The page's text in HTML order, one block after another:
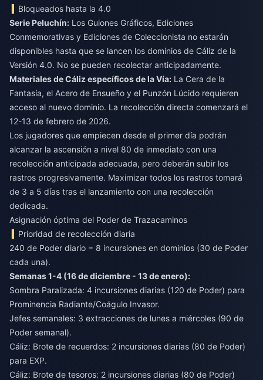
Bloqueados hasta la 4.0
Serie Peluchín: Los Guiones Gráficos, Ediciones
Conmemorativas y Ediciones de Coleccionista no estarán
disponibles hasta que se lancen los dominios de Cáliz de la
Versión 4.0. No se pueden recolectar anticipadamente.
Materiales de Cáliz específicos de la Vía: La Cera de la
Fantasía, el Acero de Ensueño y el Punzón Lúcido requieren
acceso al nuevo dominio. La recolección directa comenzará el
12-13 de febrero de 2026.
Los jugadores que empiecen desde el primer día podrán
alcanzar la ascensión a nivel 80 de inmediato con una
recolección anticipada adecuada, pero deberán subir los
rastros progresivamente. Maximizar todos los rastros tomará
de 3 a 5 días tras el lanzamiento con una recolección
dedicada.
Asignación óptima del Poder de Trazacaminos
Prioridad de recolección diaria
240 de Poder diario = 8 incursiones en dominios (30 de Poder
cada una).
Semanas 1-4 (16 de diciembre - 13 de enero):
Sombra Paralizada: 4 incursiones diarias (120 de Poder) para
Prominencia Radiante/Coágulo Invasor.
Jefes semanales: 3 extracciones de lunes a miércoles (90 de
Poder semanal).
Cáliz: Brote de recuerdos: 2 incursiones diarias (80 de Poder)
para EXP.
Cáliz: Brote de tesoros: 2 incursiones diarias (80 de Poder)